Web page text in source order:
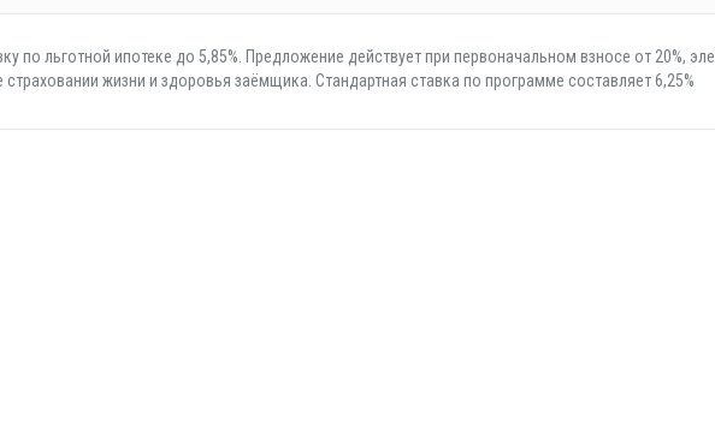
по льготной ипотеке до 5,85%. Предложение действует при первоначальном взносе от 20%,
страховании жизни и здоровья заёмщика. Стандартная ставка по программе составляет 6,25%